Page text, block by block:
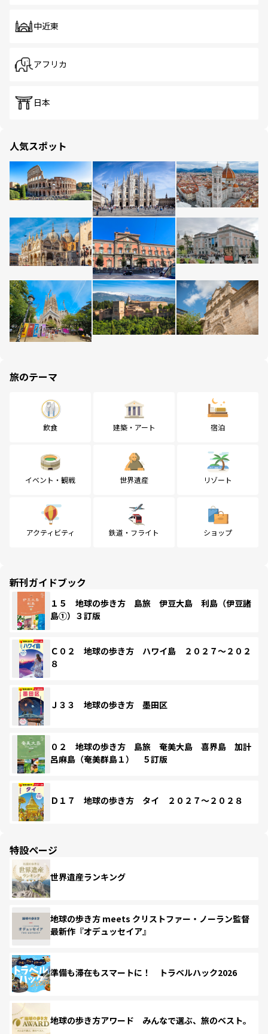
中近東
アフリカ
日本
人気スポット
旅のテーマ
飲食 建築・アート 宿泊
イベント・観戦 世界遺産 リゾート
アクティビティ 鉄道・フライト ショップ
新刊ガイドブック
１５ 地球の歩き方 島旅 伊豆大島 利島（伊豆諸
島①）３訂版
Ｃ０２ 地球の歩き方 ハワイ島 ２０２７～２０２
８
Ｊ３３ 地球の歩き方 墨田区
０２ 地球の歩き方 島旅 奄美大島 喜界島 加計
呂麻島（奄美群島１） ５訂版
Ｄ１７ 地球の歩き方 タイ ２０２７～２０２８
特設ページ
世界遺産ランキング
地球の歩き方 meets クリストファー・ノーラン監督
最新作『オデュッセイア』
準備も滞在もスマートに！ トラベルハック2026
地球の歩き方アワード みんなで選ぶ、旅のベスト。